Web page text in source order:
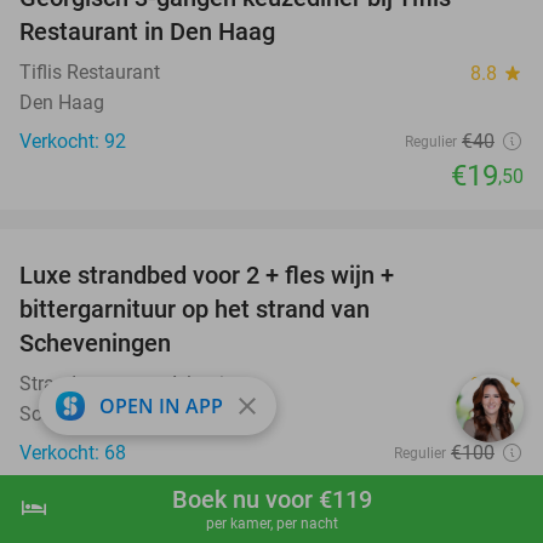
shopping_cart Boek nu
hotel Boek nu voor €119
per kamer, per nacht
Restaurant in Den Haag
Tiflis Restaurant 8.8 star
Den Haag
Verkocht: 92
Regulier €40
€19,50
Luxe strandbed voor 2 + fles wijn +
bittergarnituur op het strand van
Scheveningen
Strandrestaurant Atlantis 9.1star
Scheveningen
Verkocht: 68
Regulier €100
€50
OPEN IN APP close